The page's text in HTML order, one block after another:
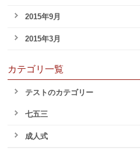
2015年9月
2015年3月
カテゴリ一覧
テストのカテゴリー
七五三
成人式